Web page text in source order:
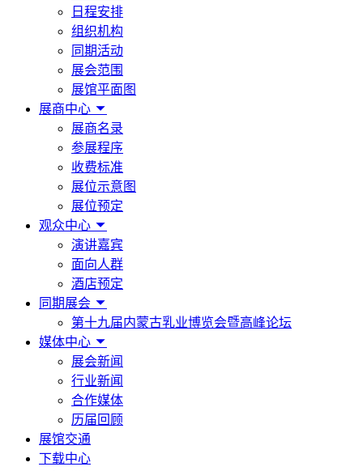
日程安排
组织机构
同期活动
展会范围
展馆平面图
展商中心
展商名录
参展程序
收费标准
展位示意图
展位预定
观众中心
演讲嘉宾
面向人群
酒店预定
同期展会
第十九届内蒙古乳业博览会暨高峰论坛
媒体中心
展会新闻
行业新闻
合作媒体
历届回顾
展馆交通
下载中心